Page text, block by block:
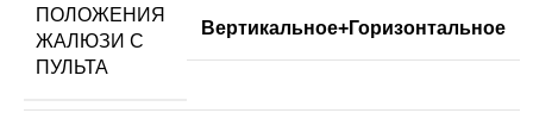
ПОЛОЖЕНИЯ
ЖАЛЮЗИ С
ПУЛЬТА
Вертикальное+Горизонтальное